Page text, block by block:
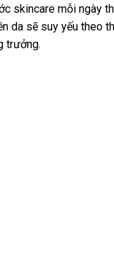
skincare mỗi ngày
da sẽ suy yếu
trưởng.